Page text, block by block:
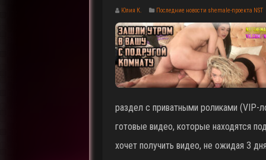
Юлия К. Последние новости shemale-проекта NST
раздел с приватными роликами (VIP-
готовые видео, которые находятся
хочет получить видео, не ожидая 3